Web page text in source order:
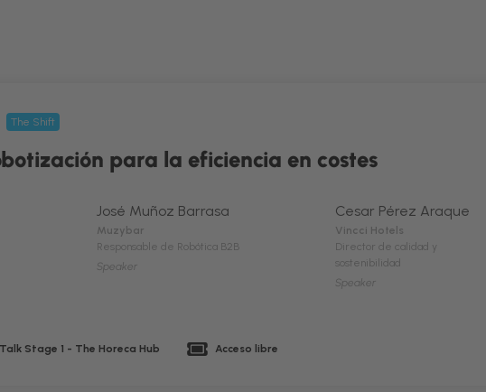
The Shift
para la eficiencia en costes
Cesar Pérez Araque
Vincci Hotels
Director de calidad y
sostenibilidad
Speaker
José Muñoz Barrasa
Muzybar
Responsable de Robótica B2B
Speaker
Talk Stage 1 - The Horeca Hub Acceso libre